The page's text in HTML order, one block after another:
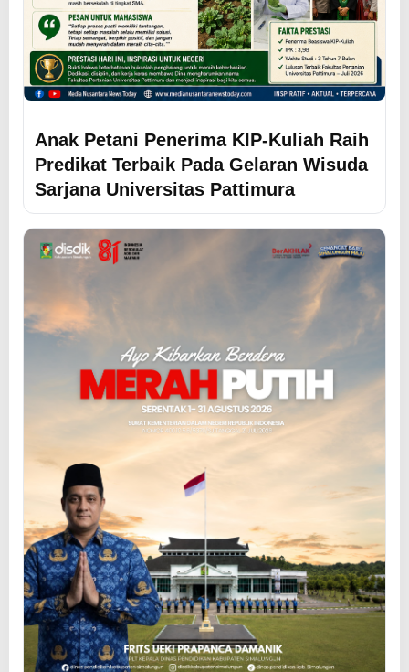
Anak Petani Penerima KIP-Kuliah Raih
Predikat Terbaik Pada Gelaran Wisuda
Sarjana Universitas Pattimura